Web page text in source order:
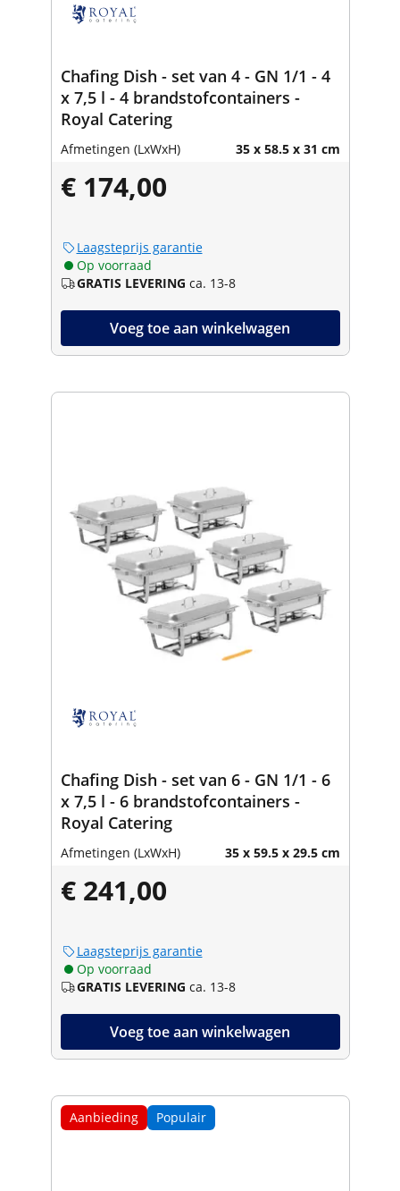
Chafing Dish - set van 4 - GN 1/1 - 4
x 7,5 l - 4 brandstofcontainers -
Royal Catering
Afmetingen (LxWxH) 35 x 58.5 x 31 cm
€ 174,00
Laagsteprijs garantie
Op voorraad
GRATIS LEVERING ca. 13-8
Voeg toe aan winkelwagen
Chafing Dish - set van 6 - GN 1/1 - 6
x 7,5 l - 6 brandstofcontainers -
Royal Catering
Afmetingen (LxWxH) 35 x 59.5 x 29.5 cm
€ 241,00
Laagsteprijs garantie
Op voorraad
GRATIS LEVERING ca. 13-8
Voeg toe aan winkelwagen
Aanbieding Populair